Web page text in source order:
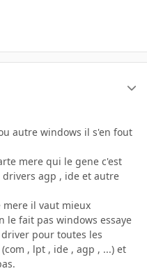
autre windows il s'en fout
mere qui le gene c'est
drivers agp , ide et autre
il vaut mieux
le fait pas windows essaye
pour toutes les
, lpt , ide , agp , ...) et